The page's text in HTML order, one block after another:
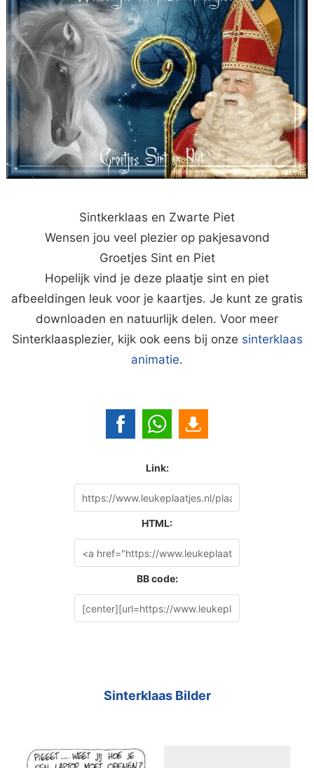
Sintkerklaas en Zwarte Piet
Wensen jou veel plezier op pakjesavond
Groetjes Sint en Piet
Hopelijk vind je deze plaatje sint en piet
afbeeldingen leuk voor je kaartjes. Je kunt ze gratis
downloaden en natuurlijk delen. Voor meer
Sinterklaasplezier, kijk ook eens bij onze sinterklaas
animatie.
Link:
HTML:
BB code:
Sinterklaas Bilder